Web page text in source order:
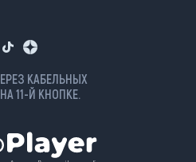
КАБЕЛЬНЫХ
11-Й КНОПКЕ.